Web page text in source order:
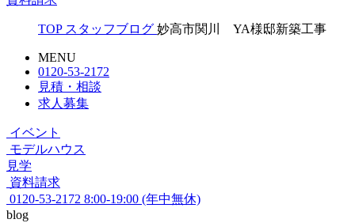
TOP スタッフブログ 妙高市関川 YA様邸新築工事
MENU
0120-53-2172
見積・相談
求人募集
イベント
モデルハウス
見学
資料請求
0120-53-2172 8:00-19:00 (年中無休)
blog